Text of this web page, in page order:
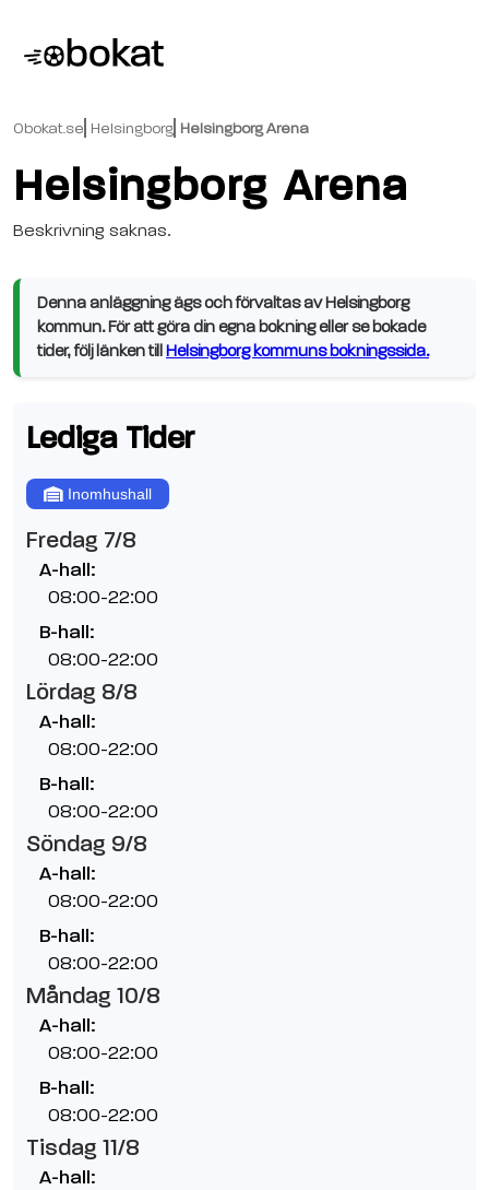
Obokat.se Helsingborg Helsingborg Arena
Helsingborg Arena
Beskrivning saknas.
Denna anläggning ägs och förvaltas av Helsingborg
kommun. För att göra din egna bokning eller se bokade
tider, följ länken till Helsingborg kommuns bokningssida.
Lediga Tider
Inomhushall
Fredag 7/8
A-hall:
08:00-22:00
B-hall:
08:00-22:00
Lördag 8/8
A-hall:
08:00-22:00
B-hall:
08:00-22:00
Söndag 9/8
A-hall:
08:00-22:00
B-hall:
08:00-22:00
Måndag 10/8
A-hall:
08:00-22:00
B-hall:
08:00-22:00
Tisdag 11/8
A-hall: